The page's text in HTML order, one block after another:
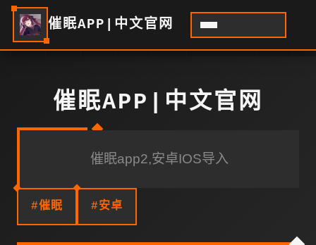
催眠APP|中文官网
催眠APP|中文官网
催眠app2,安卓IOS导入
#催眠 #安卓